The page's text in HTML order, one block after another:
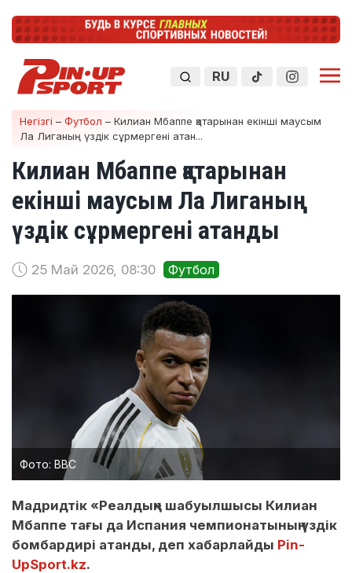
RU
Негізгі – Футбол – Килиан Мбаппе қатарынан екінші маусым
Ла Лиганың үздік сұрмергені атан...
Килиан Мбаппе қатарынан
екінші маусым Ла Лиганың
үздік сұрмергені атанды
25 Май 2026, 08:30 Футбол
Фото: ВВС
Мадридтік «Реалдың» шабуылшысы Килиан
Мбаппе тағы да Испания чемпионатының үздік
бомбардирі атанды, деп хабарлайды Pin-
UpSport.kz.